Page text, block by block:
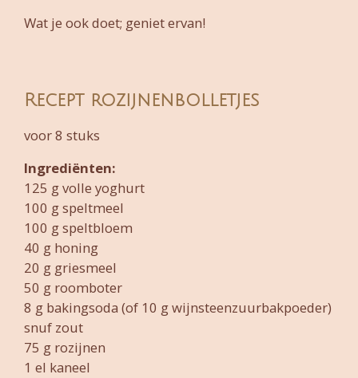
Wat je ook doet; geniet ervan!
Recept rozijnenbolletjes
voor 8 stuks
Ingrediënten:
125 g volle yoghurt
100 g speltmeel
100 g speltbloem
40 g honing
20 g griesmeel
50 g roomboter
8 g bakingsoda (of 10 g wijnsteenzuurbakpoeder)
snuf zout
75 g rozijnen
1 el kaneel